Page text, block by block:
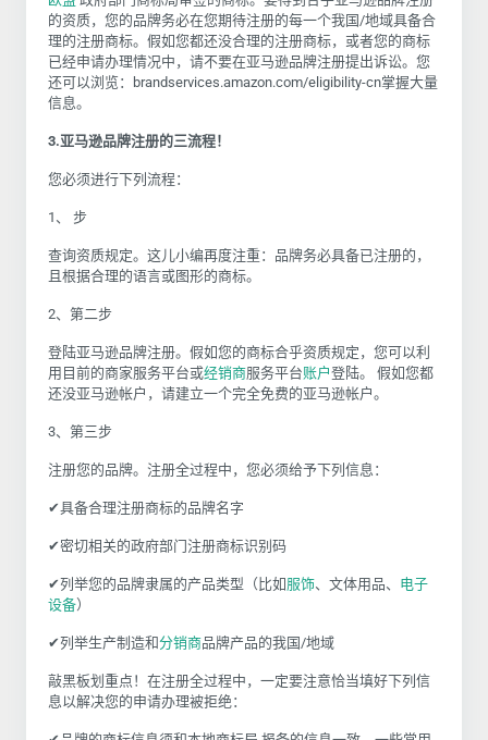
的资质，您的品牌务必在您期待注册的每一个我国/地域具备合
理的注册商标。假如您都还没合理的注册商标，或者您的商标
已经申请办理情况中，请不要在亚马逊品牌注册提出诉讼。您
还可以浏览：brandservices.amazon.com/eligibility-cn掌握大量
信息。
3.亚马逊品牌注册的三流程！
您必须进行下列流程：
1、 步
查询资质规定。这儿小编再度注重：品牌务必具备已注册的，
且根据合理的语言或图形的商标。
2、第二步
登陆亚马逊品牌注册。假如您的商标合乎资质规定，您可以利
用目前的商家服务平台或经销商服务平台账户登陆。 假如您都
还没亚马逊帐户，请建立一个完全免费的亚马逊帐户。
3、第三步
注册您的品牌。注册全过程中，您必须给予下列信息：
✔具备合理注册商标的品牌名字
✔密切相关的政府部门注册商标识别码
✔列举您的品牌隶属的产品类型（比如 服饰、文体用品、 电子
设备）
✔列举生产制造和分销商品牌产品的我国/地域
敲黑板划重点！在注册全过程中，一定要注意恰当填好下列信
息以解决您的申请办理被拒绝：